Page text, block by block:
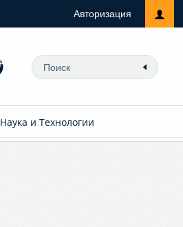
Авторизация
Наука и Технологии